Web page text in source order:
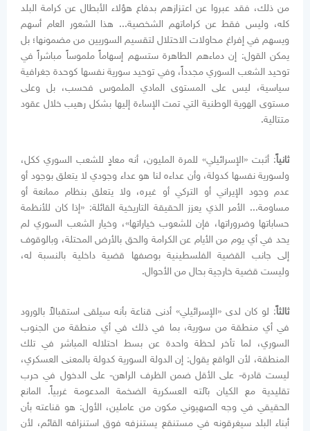
من ذلك، فقد عبروا عن اعتزازهم بدفاع هؤلاء الأبطال عن كرامة البلد
كله، وليس فقط عن كراماتهم الشخصية... هذا الشعور العام أسهم
ويسهم في إفراغ محاولات الاحتلال لتقسيم السوريين من مضمونها؛ بل
يمكن القول: إن دماءهم الطاهرة ستسهم إسهاماً ملموساً مباشراً في
توحيد الشعب السوري مجدداً، وفي توحيد سورية نفسها كوحدة جغرافية
سياسية، ليس على المستوى المادي الملموس فحسب، بل وعلى
مستوى الهوية الوطنية التي تمت الإساءة إليها بشكل رهيب خلال عقود
متتالية.
ثانياً: أثبت «الإسرائيلي» للمرة المليون، أنه معادٍ للشعب السوري ككل،
ولسورية نفسها كدولة، وأن عداءه لنا هو عداء وجودي لا يتعلق بوجود أو
عدم وجود الإيراني أو التركي أو غيره، ولا يتعلق بنظام ممانعة أو
مساومة... الأمر الذي يعزز الحقيقة التاريخية القائلة: «إذا كان للأنظمة
حساباتها وضروراتها، فإن للشعوب خياراتها»، وخيار الشعب السوري لم
يحد في أي يوم من الأيام عن الكرامة والحق بالأرض المحتلة، وبالوقوف
إلى جانب القضية الفلسطينية بوصفها قضية داخلية بالنسبة له،
وليست قضية خارجية بحال من الأحوال.
ثالثاً: لو كان لدى «الإسرائيلي» أدنى قناعة بأنه سيلقى استقبالاً بالورود
في أي منطقة من سورية، بما في ذلك في أي منطقة من الجنوب
السوري، لما تأخر لحظة واحدة عن بسط احتلاله المباشر في تلك
المنطقة، لأن الواقع يقول: إن الدولة السورية كدولة بالمعنى العسكري،
ليست قادرة- على الأقل ضمن الظرف الراهن- على الدخول في حرب
تقليدية مع الكيان بآلته العسكرية الضخمة المدعومة غربياً. المانع
الحقيقي في وجه الصهيوني مكون من عاملين، الأول: هو قناعته بأن
أبناء البلد سيغرقونه في مستنقع يستنزفه فوق استنزافه القائم، لأن